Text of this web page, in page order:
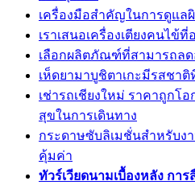
เครื่องมือสำคัญในการดูแล
เราเสนอเครื่องเตียงคนไข้
เลือกผลิตภัณฑ์ที่สามารถล
เห็ดยามาบูชิตาเกะมีรสชา
เช่ารถเชียงใหม่ ราคาถูก
สุขในการเดินทาง
กระดาษซับลิเมชั่นสำหรับ
คุ้มค่า
ทัวร์เวียดนามเบื้องหลัง กา